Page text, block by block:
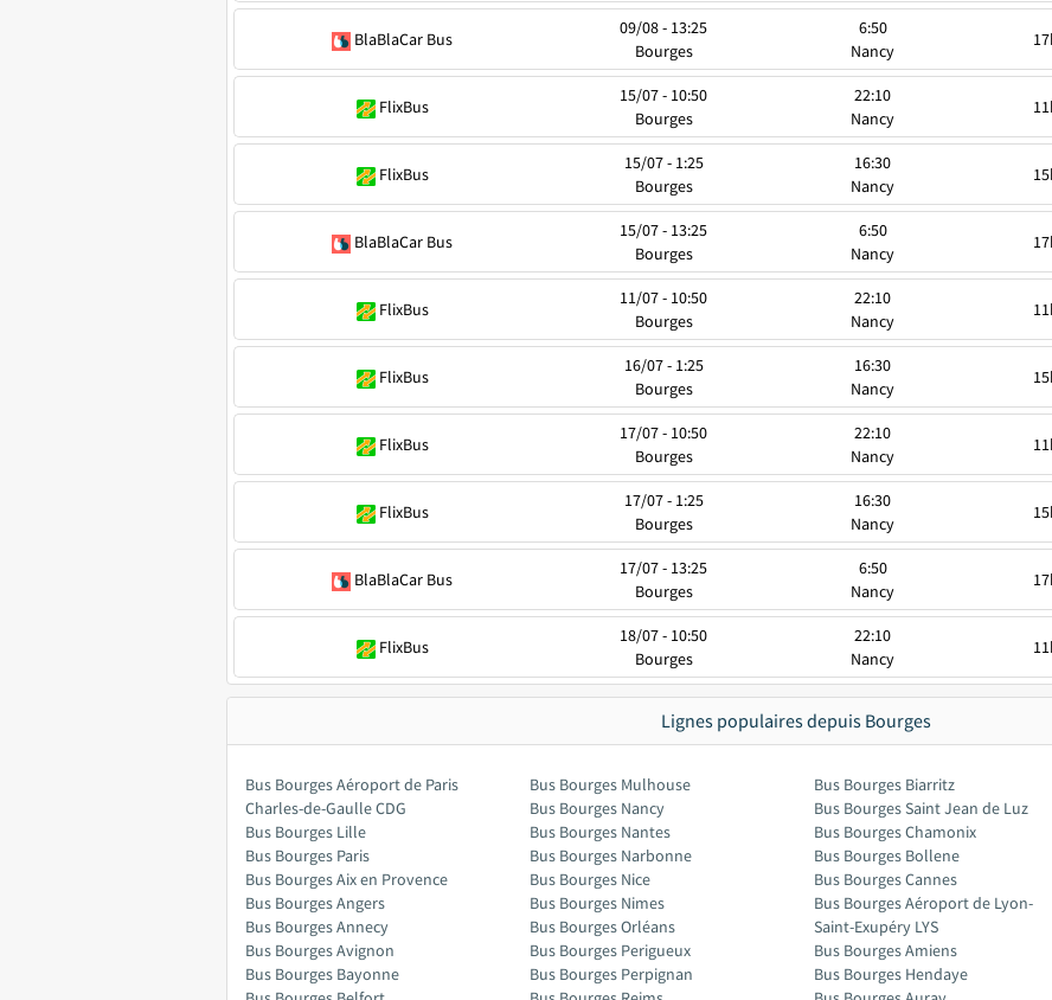
BlaBlaCar Bus
09/08 - 13:25
Bourges
6:50
Nancy
FlixBus
15/07 - 10:50
Bourges
22:10
Nancy
FlixBus
15/07 - 1:25
Bourges
16:30
Nancy
BlaBlaCar Bus
15/07 - 13:25
Bourges
6:50
Nancy
FlixBus
11/07 - 10:50
Bourges
22:10
Nancy
FlixBus
16/07 - 1:25
Bourges
16:30
Nancy
FlixBus
17/07 - 10:50
Bourges
22:10
Nancy
FlixBus
17/07 - 1:25
Bourges
16:30
Nancy
BlaBlaCar Bus
17/07 - 13:25
Bourges
6:50
Nancy
FlixBus
18/07 - 10:50
Bourges
22:10
Nancy
Lignes populaires depuis Bourges
Bus Bourges Aéroport de Paris
Charles-de-Gaulle CDG
Bus Bourges Lille
Bus Bourges Paris
Bus Bourges Aix en Provence
Bus Bourges Angers
Bus Bourges Annecy
Bus Bourges Avignon
Bus Bourges Bayonne
Bus Bourges Mulhouse
Bus Bourges Nancy
Bus Bourges Nantes
Bus Bourges Narbonne
Bus Bourges Nice
Bus Bourges Nimes
Bus Bourges Orléans
Bus Bourges Perigueux
Bus Bourges Perpignan
Bus Bourges Biarritz
Bus Bourges Saint Jean de Luz
Bus Bourges Chamonix
Bus Bourges Bollene
Bus Bourges Cannes
Bus Bourges Aéroport de Lyon-
Saint-Exupéry LYS
Bus Bourges Amiens
Bus Bourges Hendaye